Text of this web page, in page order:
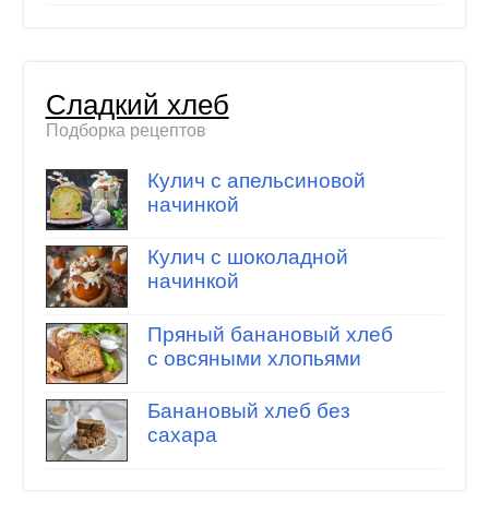
Сладкий хлеб
Подборка рецептов
Кулич с апельсиновой
начинкой
Кулич с шоколадной
начинкой
Пряный банановый хлеб
с овсяными хлопьями
Банановый хлеб без
сахара